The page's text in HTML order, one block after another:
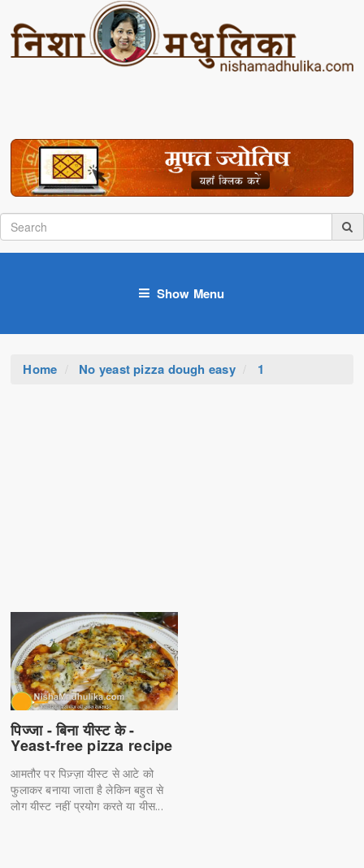
Show Menu
Home No yeast pizza dough easy 1
पिज्जा - बिना यीस्ट के -
Yeast-free pizza recipe
आमतौर पर पिज़्ज़ा यीस्ट से आटे को
फुलाकर बनाया जाता है लेकिन बहुत से
लोग यीस्ट नहीं प्रयोग करते या यीस...